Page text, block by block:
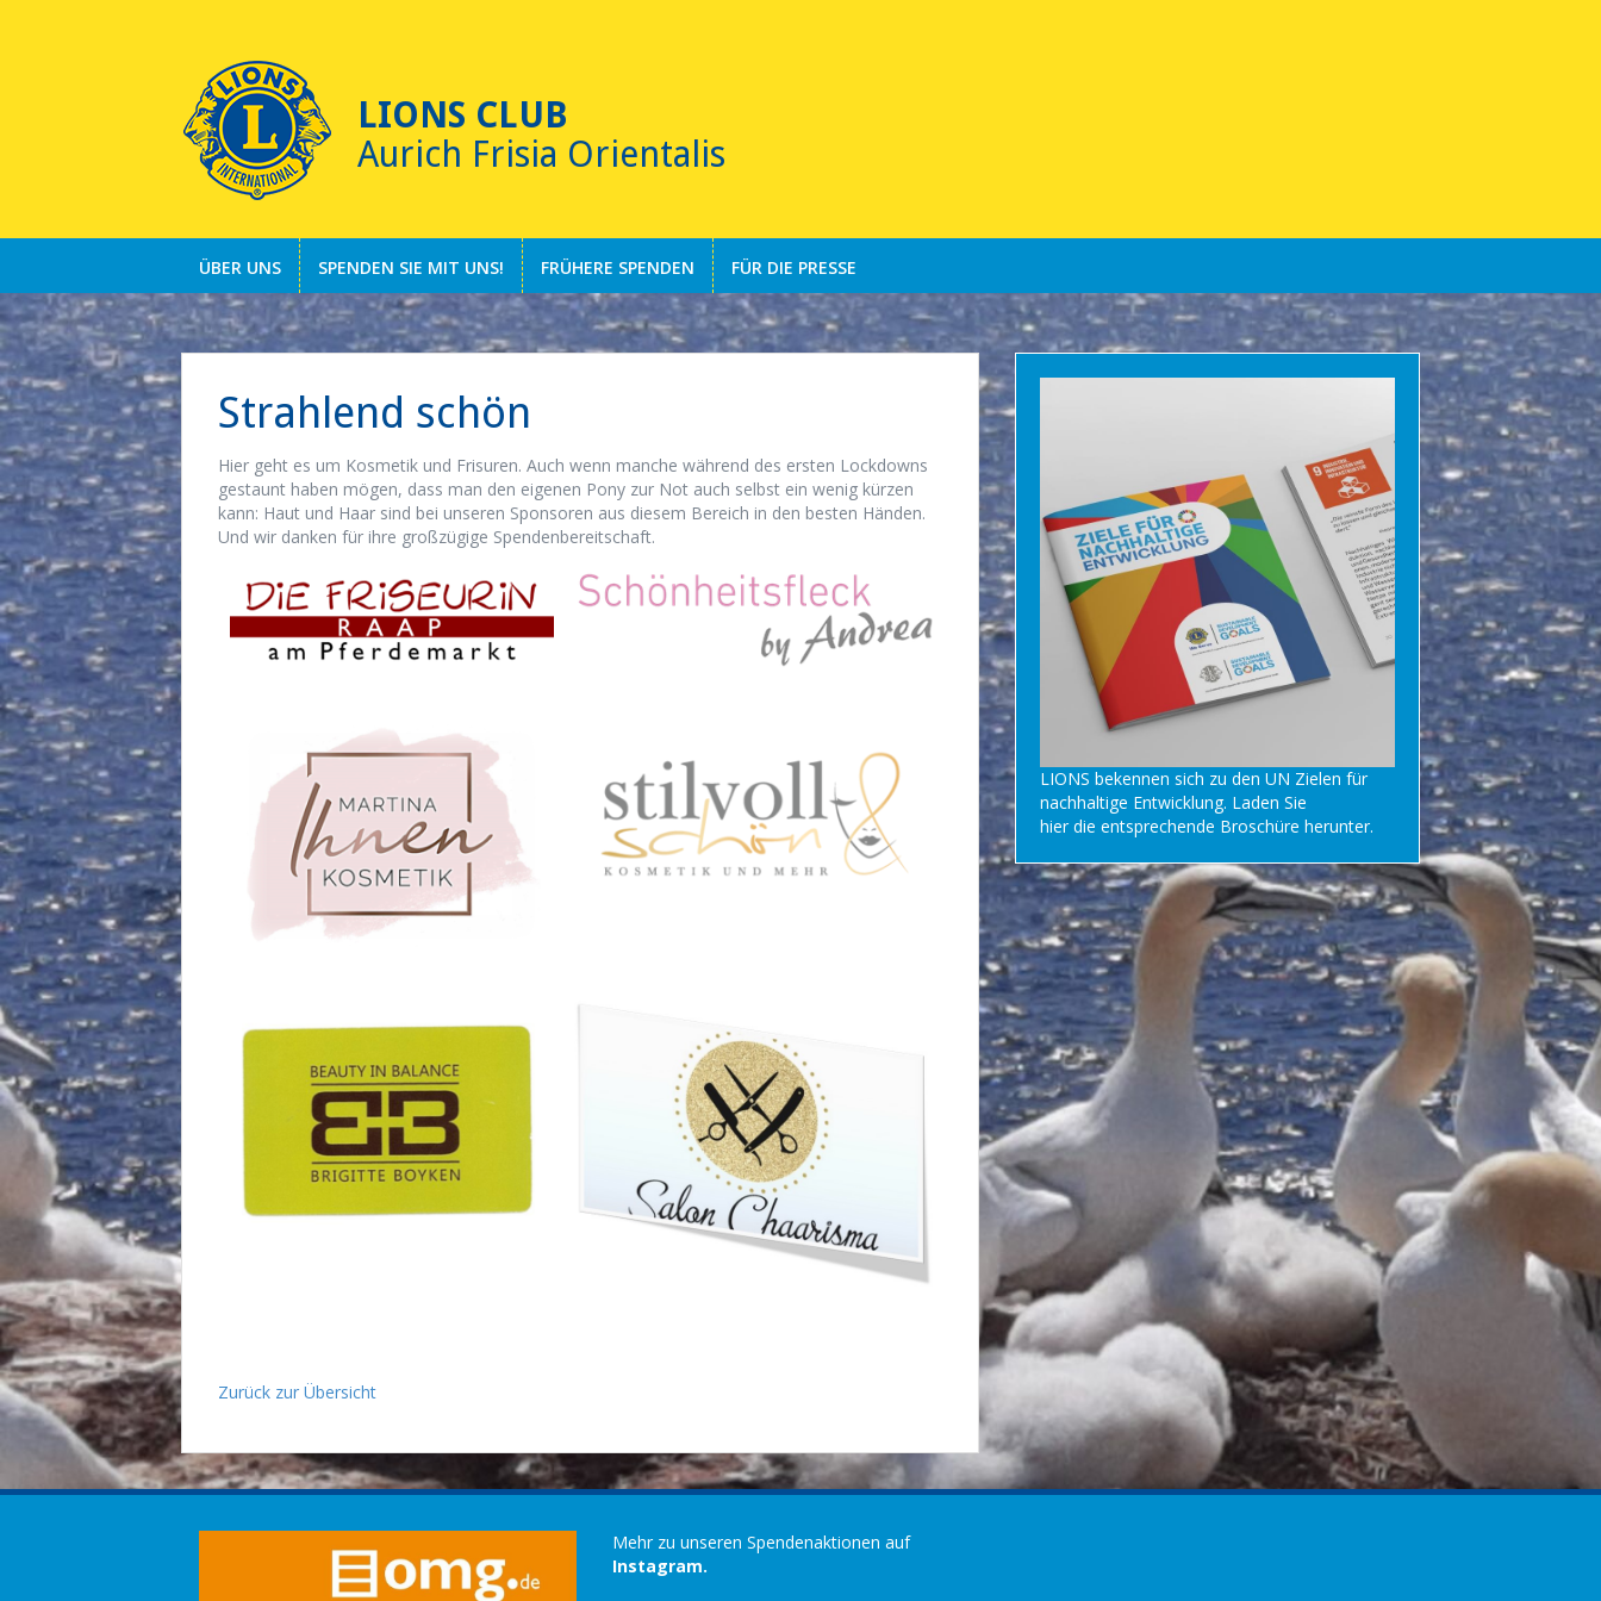
LIONS CLUB
Aurich Frisia Orientalis
ÜBER UNS SPENDEN SIE MIT UNS! FRÜHERE SPENDEN FÜR DIE PRESSE
Strahlend schön
Hier geht es um Kosmetik und Frisuren. Auch wenn manche während des ersten Lockdowns
gestaunt haben mögen, dass man den eigenen Pony zur Not auch selbst ein wenig kürzen
kann: Haut und Haar sind bei unseren Sponsoren aus diesem Bereich in den besten Händen.
Und wir danken für ihre großzügige Spendenbereitschaft.
Zurück zur Übersicht
LIONS bekennen sich zu den UN Zielen für
nachhaltige Entwicklung. Laden Sie
hierdie entsprechende Broschüre herunter.
Mehr zu unseren Spendenaktionen auf
Instagram.